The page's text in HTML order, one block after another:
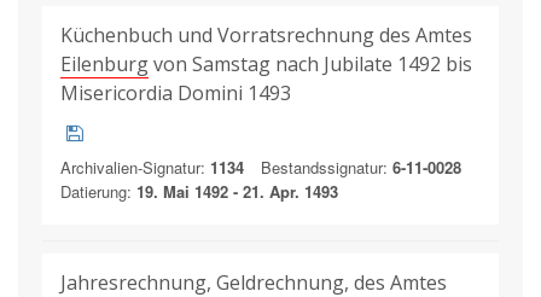
Küchenbuch und Vorratsrechnung des Amtes
Eilenburgvon Samstag nach Jubilate 1492 bis
Misericordia Domini 1493
Archivalien-Signatur: 1134 Bestandssignatur: 6-11-0028
Datierung: 19. Mai 1492 - 21. Apr. 1493
Jahresrechnung, Geldrechnung, des Amtes